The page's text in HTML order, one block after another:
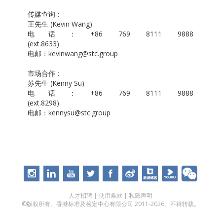
传媒查询：
王先生 (Kevin Wang)
电话：+86 769 8111 9888
(ext.8633)
电邮：kevinwang@stc.group
市场合作：
苏先生 (Kenny Su)
电话：+86 769 8111 9888
(ext.8298)
电邮：kennysu@stc.group
人才招聘 | 使用条款 | 私隐声明
©版权所有。香港标准及检定中心有限公司 2011-2026。不得转载。